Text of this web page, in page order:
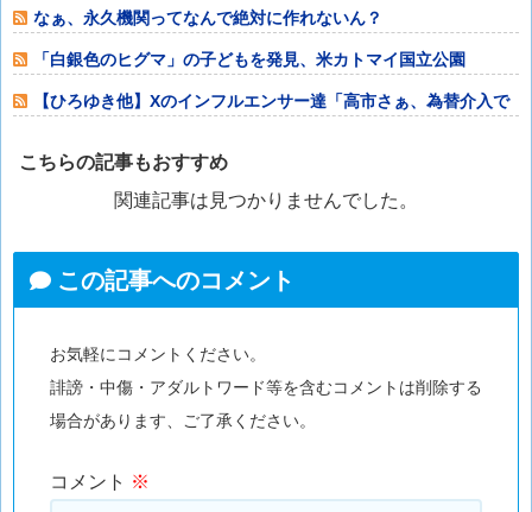
なぁ、永久機関ってなんで絶対に作れないん？
「白銀色のヒグマ」の子どもを発見、米カトマイ国立公園
【ひろゆき他】Xのインフルエンサー達「高市さぁ、為替介入で
こちらの記事もおすすめ
関連記事は見つかりませんでした。
この記事へのコメント
お気軽にコメントください。
誹謗・中傷・アダルトワード等を含むコメントは削除する
場合があります、ご了承ください。
コメント ※